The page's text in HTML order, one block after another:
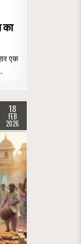
का
एक
18
FEB
2026